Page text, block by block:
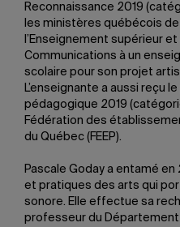
Reconnaissance 2019
les ministères québécois de
l’Enseignement supérieur
Communications à un
scolaire pour son projet
L’enseignante a aussi reçu
pédagogique 2019
Fédération des
du Québec (FEEP).
Pascale Goday a entamé
et pratiques des arts qui
sonore. Elle effectue sa
professeur du